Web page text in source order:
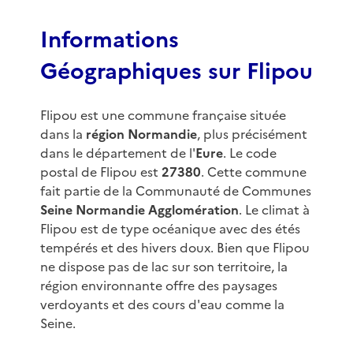
Informations
Géographiques sur Flipou
Flipou est une commune française située
dans la région Normandie, plus précisément
dans le département de l'Eure. Le code
postal de Flipou est 27380. Cette commune
fait partie de la Communauté de Communes
Seine Normandie Agglomération. Le climat à
Flipou est de type océanique avec des étés
tempérés et des hivers doux. Bien que Flipou
ne dispose pas de lac sur son territoire, la
région environnante offre des paysages
verdoyants et des cours d'eau comme la
Seine.